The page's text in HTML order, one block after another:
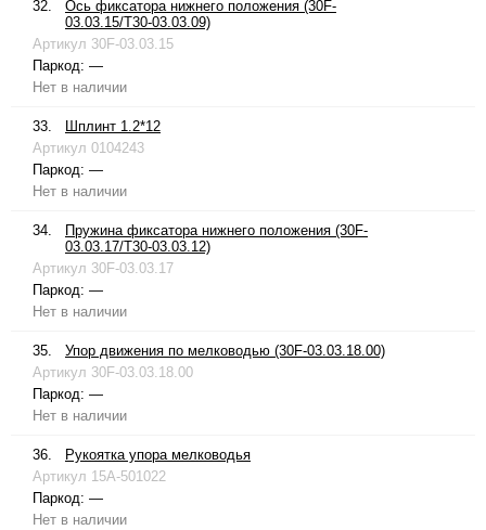
32.
Ось фиксатора нижнего положения (30F-
03.03.15/T30-03.03.09)
Артикул 30F-03.03.15
Паркод: —
Нет в наличии
33.
Шплинт 1.2*12
Артикул 0104243
Паркод: —
Нет в наличии
34.
Пружина фиксатора нижнего положения (30F-
03.03.17/T30-03.03.12)
Артикул 30F-03.03.17
Паркод: —
Нет в наличии
35.
Упор движения по мелководью (30F-03.03.18.00)
Артикул 30F-03.03.18.00
Паркод: —
Нет в наличии
36.
Рукоятка упора мелководья
Артикул 15A-501022
Паркод: —
Нет в наличии